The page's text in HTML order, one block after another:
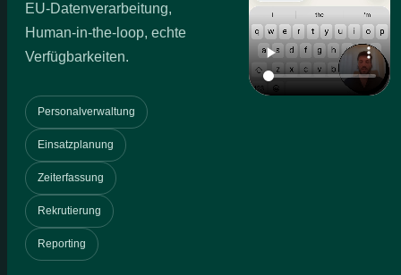
EU-Datenverarbeitung,
Human-in-the-loop, echte
Verfügbarkeiten.
Personalverwaltung
Einsatzplanung
Zeiterfassung
Rekrutierung
Reporting